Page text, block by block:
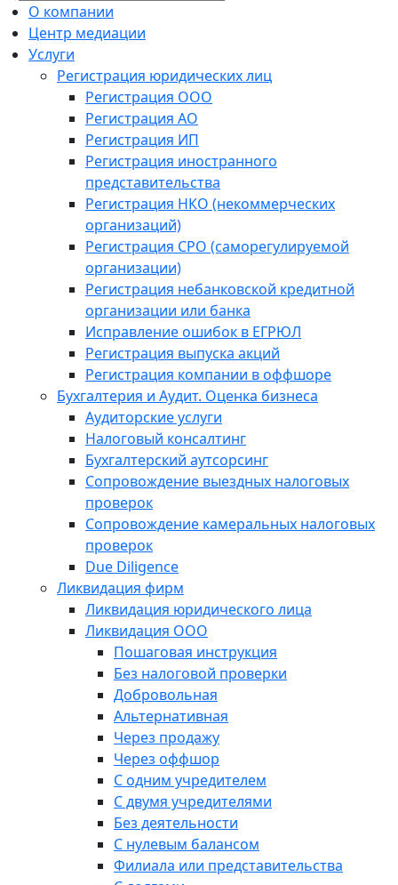
О компании
Центр медиации
Услуги
Регистрация юридических лиц
Регистрация ООО
Регистрация АО
Регистрация ИП
Регистрация иностранного
представительства
Регистрация НКО (некоммерческих
организаций)
Регистрация СРО (саморегулируемой
организации)
Регистрация небанковской кредитной
организации или банка
Исправление ошибок в ЕГРЮЛ
Регистрация выпуска акций
Регистрация компании в оффшоре
Бухгалтерия и Аудит. Оценка бизнеса
Аудиторские услуги
Налоговый консалтинг
Бухгалтерский аутсорсинг
Сопровождение выездных налоговых
проверок
Сопровождение камеральных налоговых
проверок
Due Diligence
Ликвидация фирм
Ликвидация юридического лица
Ликвидация ООО
Пошаговая инструкция
Без налоговой проверки
Добровольная
Альтернативная
Через продажу
Через оффшор
С одним учредителем
С двумя учредителями
Без деятельности
С нулевым балансом
Филиала или представительства